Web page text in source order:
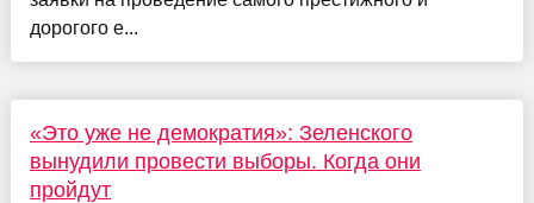
дорогого е...
«Это уже не демократия»: Зеленского
вынудили провести выборы. Когда они
пройдут